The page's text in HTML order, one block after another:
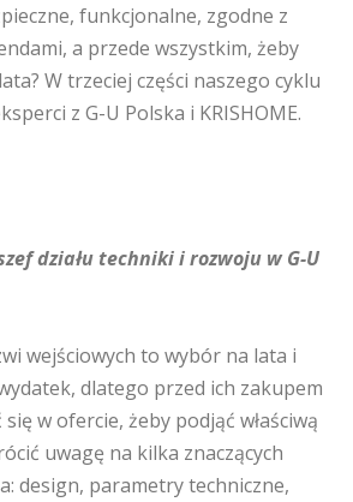
funkcjonalne, zgodne z
a przede wszystkim, żeby
W trzeciej części naszego cyklu
z G-U Polska i KRISHOME.
działu techniki i rozwoju w G-U
wejściowych to wybór na lata i
dlatego przed ich zakupem
w ofercie, żeby podjąć właściwą
uwagę na kilka znaczących
design, parametry techniczne,